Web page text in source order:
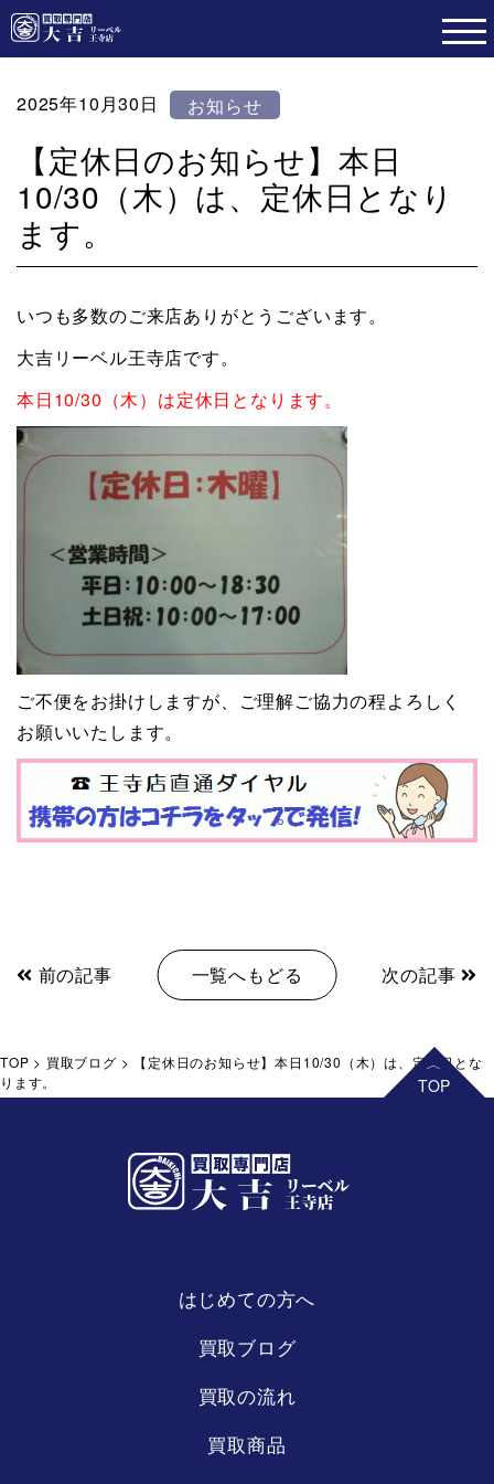
2025年10月30日 お知らせ
【定休日のお知らせ】本日
10/30（木）は、定休日となり
ます。
いつも多数のご来店ありがとうございます。
大吉リーベル王寺店です。
本日10/30（木）は定休日となります。
ご不便をお掛けしますが、ご理解ご協力の程よろしく
お願いいたします。
前の記事 一覧へもどる 次の記事
TOP > 買取ブログ >
【定休日のお知らせ】本日10/30（木）は、定休日とな
ります。
リーベル
王寺店
はじめての方へ
買取ブログ
買取の流れ
買取商品